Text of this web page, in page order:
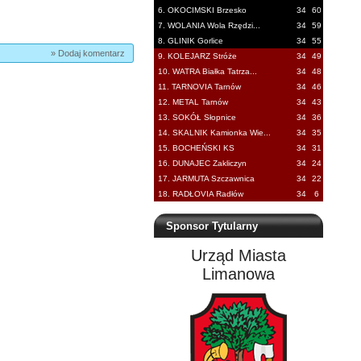
6. OKOCIMSKI Brzesko
34
60
7. WOLANIA Wola Rzędzi...
34
59
8. GLINIK Gorlice
34
55
9. KOLEJARZ Stróże
34
49
10. WATRA Białka Tatrza...
34
48
11. TARNOVIA Tarnów
34
46
12. METAL Tarnów
34
43
13. SOKÓŁ Słopnice
34
36
14. SKALNIK Kamionka Wie...
34
35
15. BOCHEŃSKI KS
34
31
16. DUNAJEC Zakliczyn
34
24
17. JARMUTA Szczawnica
34
22
18. RADŁOVIA Radłów
34 6
Sponsor Tytularny
Urząd Miasta
Limanowa
» Dodaj komentarz